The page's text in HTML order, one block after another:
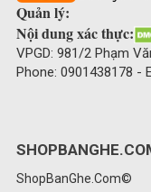
Quản lý:
Nội dung xác thực:
VPGD: 981/2 Phạm
Phone: 0901438178 -
ShopBanGhe.Com©